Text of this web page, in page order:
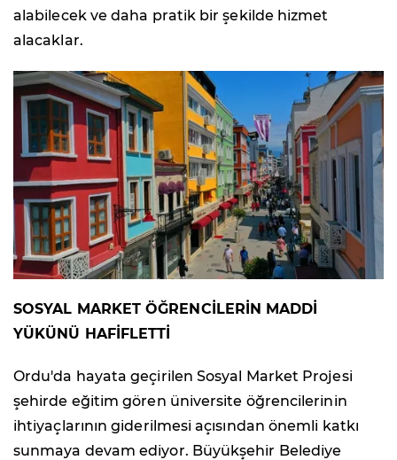
alabilecek ve daha pratik bir şekilde hizmet
alacaklar.
SOSYAL MARKET ÖĞRENCİLERİN MADDİ
YÜKÜNÜ HAFİFLETTİ
Ordu'da hayata geçirilen Sosyal Market Projesi
şehirde eğitim gören üniversite öğrencilerinin
ihtiyaçlarının giderilmesi açısından önemli katkı
sunmaya devam ediyor. Büyükşehir Belediye